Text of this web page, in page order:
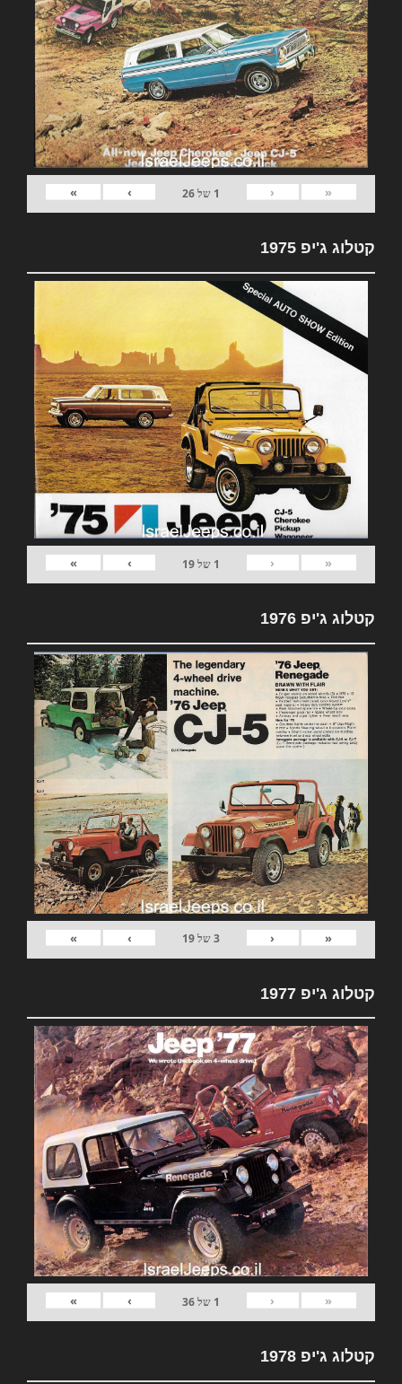
«
‹
1 של26
›
»
קטלוג ג'יפ 1975
«
‹
1 של19
›
»
קטלוג ג'יפ 1976
«
‹
3של19
›
»
קטלוג ג'יפ 1977
«
‹
1 של36
›
»
קטלוג ג'יפ 1978